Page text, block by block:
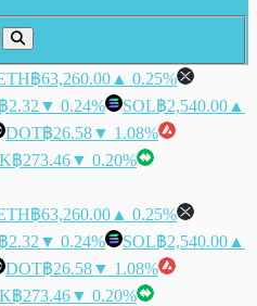
฿63,260.00 ▲ 0.25%
฿2.32 ▼ 0.24% SOL฿2,540.00 ▲
DOT฿26.58▼ 1.08%
฿273.46▼ 0.20%
฿63,260.00 ▲ 0.25%
฿2.32 ▼ 0.24% SOL฿2,540.00 ▲
DOT฿26.58▼ 1.08%
฿273.46▼ 0.20%